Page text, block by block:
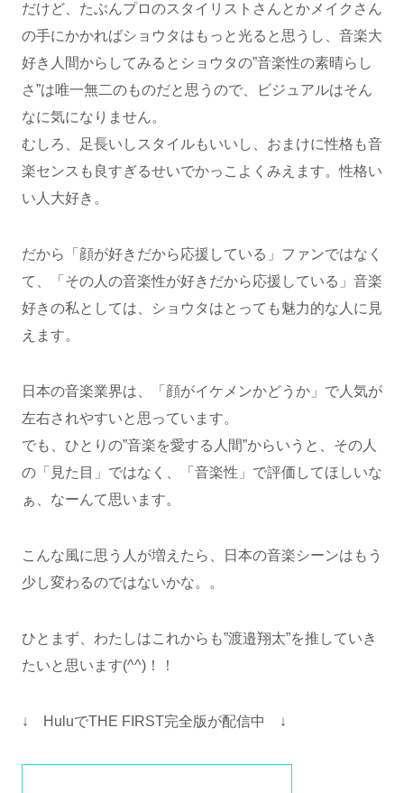
だけど、たぶんプロのスタイリストさんとかメイクさん
の手にかかればショウタはもっと光ると思うし、音楽大
好き人間からしてみるとショウタの”音楽性の素晴らし
さ”は唯一無二のものだと思うので、ビジュアルはそん
なに気になりません。
むしろ、足長いしスタイルもいいし、おまけに性格も音
楽センスも良すぎるせいでかっこよくみえます。性格い
い人大好き。
だから「顔が好きだから応援している」ファンではなく
て、「その人の音楽性が好きだから応援している」音楽
好きの私としては、ショウタはとっても魅力的な人に見
えます。
日本の音楽業界は、「顔がイケメンかどうか」で人気が
左右されやすいと思っています。
でも、ひとりの”音楽を愛する人間”からいうと、その人
の「見た目」ではなく、「音楽性」で評価してほしいな
ぁ、なーんて思います。
こんな風に思う人が増えたら、日本の音楽シーンはもう
少し変わるのではないかな。。
ひとまず、わたしはこれからも”渡邉翔太”を推していき
たいと思います(^^)！！
↓ HuluでTHE FIRST完全版が配信中 ↓